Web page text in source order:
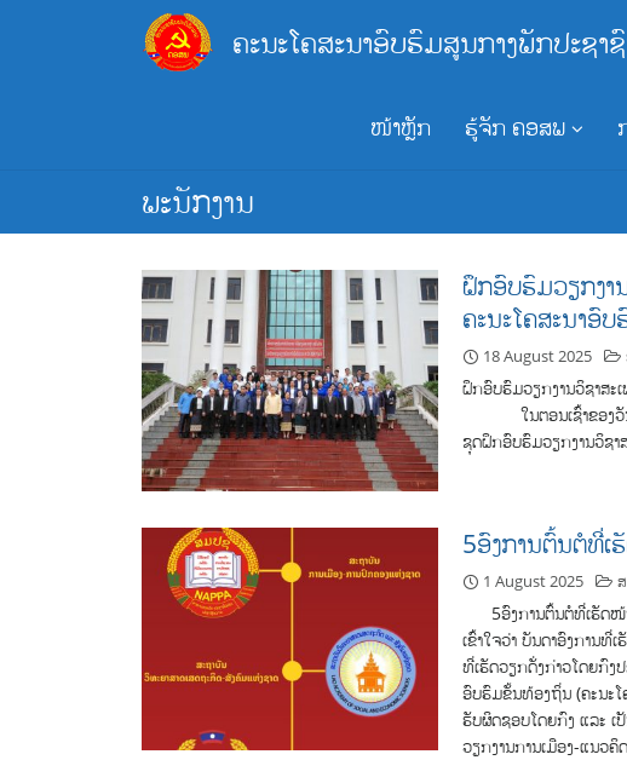
ຄະນະໂຄສະນາອົບຮົມສູນກາງພັກປະຊາ
ໜ້າຫຼັກ ຮູ້ຈັກ ຄອສພ
ພະນັກງານ
ຝຶກອົບຮົມວຽກງາ
ຄະນະໂຄສະນາອົ
18 August 2025
ຝຶກອົບຮົມວຽກງານວິຊາສະ
ໃນຕອນເຊົ້າຂອງວັນທີ
ຊຸດຝຶກອົບຮົມວຽກງານວິຊາ
5ອົງການຕົ້ນຕໍທີ່
1 August 2025
5ອົງການຕົ້ນຕໍທີ່ເຮັດໜ້າ
ເຂົ້າໃຈວ່າ ບັນດາອົງການທີ່
ທີ່ເຮັດວຽກດັ່ງກ່າວໂດຍກົງ
ອົບຮົມຂັ້ນທ້ອງຖິ່ນ (ຄະນະໂ
ຮັບຜິດຊອບໂດຍກົງ ແລະ ເປັ
ວຽກງານການເມືອງ-ແນວ